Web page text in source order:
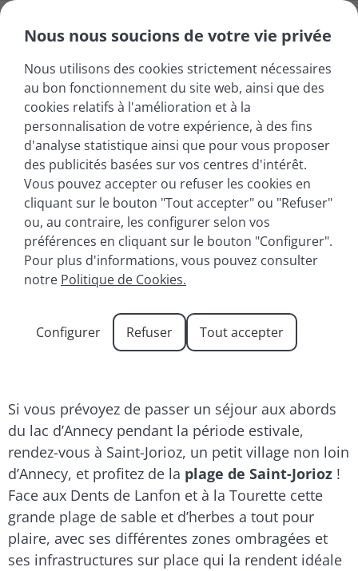
La plage de Saint-
Jorioz : une escale
parfaite près d’Annecy
Si vous prévoyez de passer un séjour aux abords
du lac d’Annecy pendant la période estivale,
rendez-vous à Saint-Jorioz, un petit village non loin
d’Annecy, et profitez de la plage de Saint-Jorioz !
Face aux Dents de Lanfon et à la Tourette cette
grande plage de sable et d’herbes a tout pour
plaire, avec ses différentes zones ombragées et
ses infrastructures sur place qui la rendent idéale
Nous nous soucions de votre vie privée
Nous utilisons des cookies strictement nécessaires
au bon fonctionnement du site web, ainsi que des
cookies relatifs à l'amélioration et à la
personnalisation de votre expérience, à des fins
d'analyse statistique ainsi que pour vous proposer
des publicités basées sur vos centres d'intérêt.
Vous pouvez accepter ou refuser les cookies en
cliquant sur le bouton "Tout accepter" ou "Refuser"
ou, au contraire, les configurer selon vos
préférences en cliquant sur le bouton "Configurer".
Pour plus d'informations, vous pouvez consulter
notre Politique de Cookies.
Configurer Refuser Tout accepter